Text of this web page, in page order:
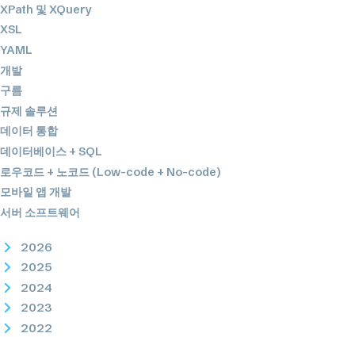
XPath 및 XQuery
XSL
YAML
개발
구름
규제 솔루션
데이터 통합
데이터베이스 + SQL
로우코드 + 노코드 (Low-code + No-code)
모바일 앱 개발
서버 소프트웨어
2026
2025
2024
2023
2022